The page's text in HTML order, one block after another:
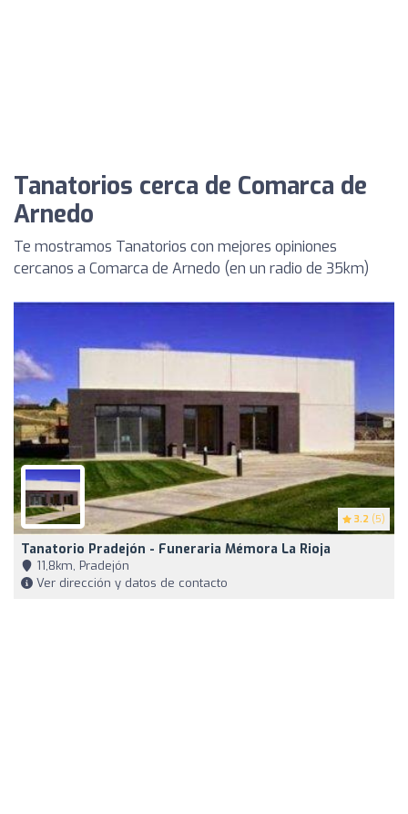
Tanatorios cerca de Comarca de
Arnedo
Te mostramos Tanatorios con mejores opiniones
cercanos a Comarca de Arnedo (en un radio de 35km)
3.2 (5)
Tanatorio Pradejón - Funeraria Mémora La Rioja
11,8km, Pradejón
Ver dirección y datos de contacto